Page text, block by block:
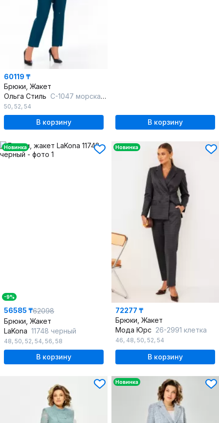
60119 ₸
Брюки, Жакет
Ольга Стиль С-1047 морская-волна
50, 52, 54
В корзину В корзину
Новинка
-9%
56585 ₸62098
Брюки, Жакет
LaKona 11748 черный
48, 50, 52, 54, 56, 58
В корзину
Новинка
72277 ₸
Брюки, Жакет
Мода Юрс 26-2991 клетка
46, 48, 50, 52, 54
В корзину
Новинка